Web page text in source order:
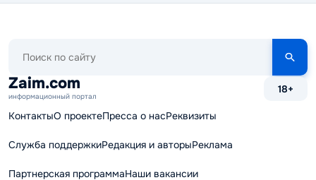
сайту
Zaim.com
информационный портал
18+
КонтактыО проектеПресса о насРеквизиты
Служба поддержкиРедакция и авторыРеклама
Партнерская программаНаши вакансии